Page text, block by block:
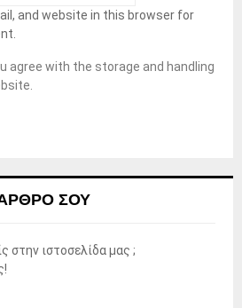
and website in this browser for
agree with the storage and handling
ΣΟΥ
στην ιστοσελίδα μας ;